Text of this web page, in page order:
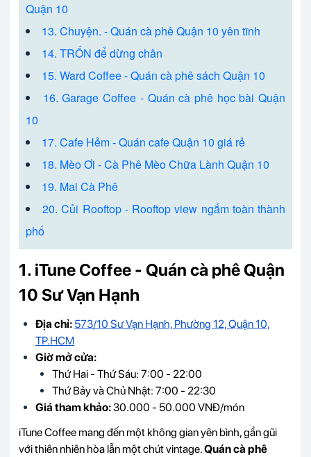
Quận 10
13. Chuyện. - Quán cà phê Quận 10 yên tĩnh
14. TRỐN để dừng chân
15. Ward Coffee - Quán cà phê sách Quận 10
16. Garage Coffee - Quán cà phê học bài Quận
10
17. Cafe Hẻm - Quán cafe Quận 10 giá rẻ
18. Mèo Ơi - Cà Phê Mèo Chữa Lành Quận 10
19. Mai Cà Phê
20. Củi Rooftop - Rooftop view ngắm toàn thành
phố
1. iTune Coffee - Quán cà phê Quận
10 Sư Vạn Hạnh
Địa chỉ: 573/10 Sư Vạn Hạnh, Phường 12, Quận 10,
TP.HCM
Giờ mở cửa:
Thứ Hai - Thứ Sáu: 7:00 - 22:00
Thứ Bảy và Chủ Nhật: 7:00 - 22:30
Giá tham khảo:30.000 - 50.000 VNĐ/món
iTune Coffee mang đến một không gian yên bình, gần gũi
với thiên nhiên hòa lẫn một chút vintage.Quán cà phê